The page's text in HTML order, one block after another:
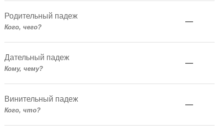
Родительный падеж
Кого, чего?
—
Дательный падеж
Кому, чему?
—
Винительный падеж
Кого, что?
—